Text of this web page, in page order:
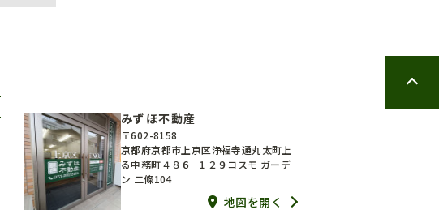
みずほ不動産
〒602-8158
京都府京都市上京区浄福寺通丸太町上
る中務町４８６−１２９コスモ ガーデ
ン 二條104
地図を開く